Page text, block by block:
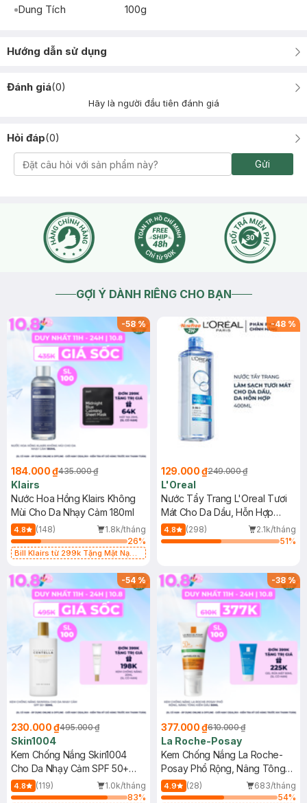
Dung Tích
100g
Hướng dẫn sử dụng
Đánh giá(0)
Hãy là người đầu tiên đánh giá
Hỏi đáp(0)
Gửi
GỢI Ý DÀNH RIÊNG CHO BẠN
-58%
184.000 ₫435.000 ₫
Klairs
Nước Hoa Hồng Klairs Không
Mùi Cho Da Nhạy Cảm 180ml
4.8 (148)
1.8k/tháng
26%
Bill Klairs từ 299k Tặng Mặt Nạ
25ml (SL Có Hạn)
-48 %
129.000 ₫249.000 ₫
L'Oreal
Nước Tẩy Trang L'Oreal Tươi
Mát Cho Da Dầu, Hỗn Hợp
400ml
4.8 (298)
2.1k/tháng
51%
-54%
230.000 ₫495.000 ₫
Skin1004
Kem Chống Nắng Skin1004
Cho Da Nhạy Cảm SPF 50+
50ml
4.8 (119)
1.0k/tháng
83%
-38%
377.000 ₫610.000 ₫
La Roche-Posay
Kem Chống Nắng La Roche-
Posay Phổ Rộng, Nâng Tông
Kiềm Dầu 50ml
4.9 (28)
683/tháng
54%